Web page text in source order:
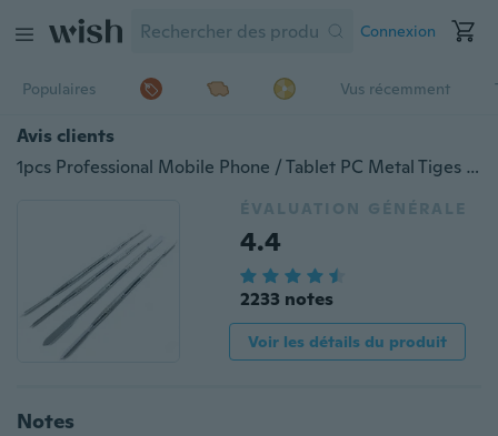
Connexion
Populaires Vus récemment
Avis clients
1pcs Professional Mobile Phone / Tablet PC Metal Tiges de démontage Outil de réparation de baguettes en métal
ÉVALUATION GÉNÉRALE
4.4
2233 notes
Voir les détails du produit
Notes